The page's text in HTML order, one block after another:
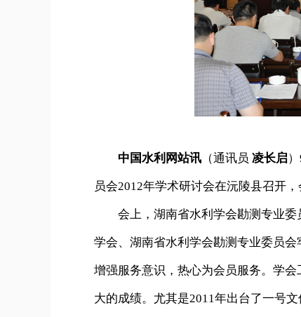
中国水利网站讯 （通讯员 凌长启
员会2012年学术研讨会在沅陵县召开
会上，湖南省水利学会勘测专业委
学会、湖南省水利学会勘测专业委员
增强服务意识，热心为会员服务。学
大的成绩。尤其是2011年出台了一号